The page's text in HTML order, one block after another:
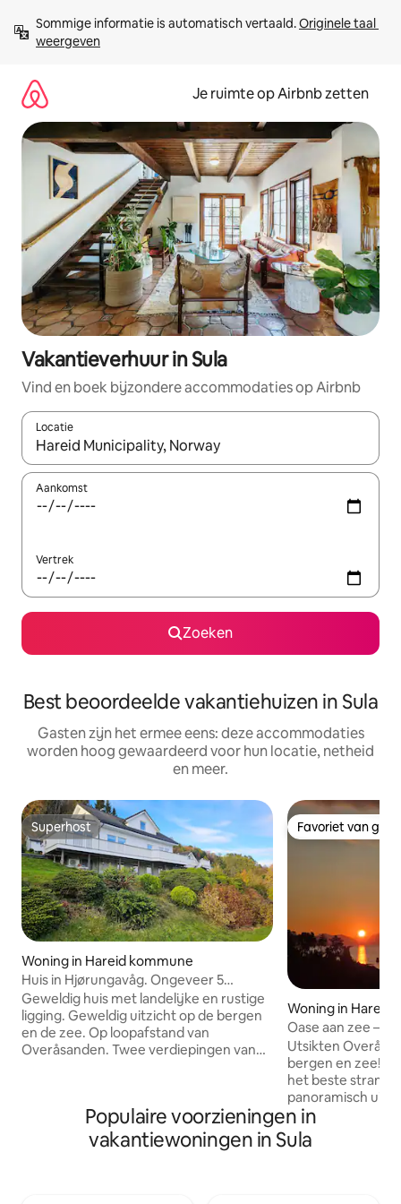
direct
naar
Sommige informatie is automatisch vertaald. Originele taal
weergeven
Je ruimte op Airbnb zetten
Vakantieverhuur in Sula
Vind en boek bijzondere accommodaties op Airbnb
Locatie
Wanneer er suggesties beschikbaar zijn, maak je een keuze
Aankomst
Vertrek
Zoeken
Best beoordeelde vakantiehuizen in Sula
Gasten zijn het ermee eens: deze accommodaties
worden hoog gewaardeerd voor hun locatie, netheid
en meer.
Superhost
Superhost
Woning in Hareid kommune
Huis in Hjørungavåg. Ongeveer 5
minuten rijden naar Hareid
Geweldig huis met landelijke en rustige
ligging. Geweldig uitzicht op de bergen
en de zee. Op loopafstand van
Overåsanden. Twee verdiepingen van
hoofdslaapkamer. De begane grond
bestaat uit een overdekte ingang, met
Favoriet van
Favoriet van
Woning in Hareid
Oase aan zee – 2
strand en een
Utsikten
bergen en zee! Verblijf op 2 minuten van
het beste strand
panoramisch
Charmante
(waaronder 3
voor gezinnen,
Populaire voorzieningen in
vakantiewoningen in Sula